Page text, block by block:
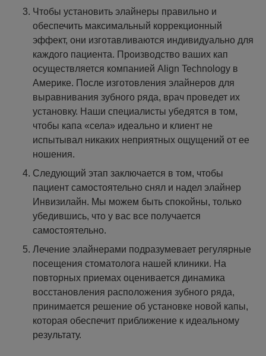
Чтобы установить элайнеры правильно и
обеспечить максимальный коррекционный
эффект, они изготавливаются индивидуально для
каждого пациента. Производство ваших кап
осуществляется компанией Align Technology в
Америке. После изготовления элайнеров для
выравнивания зубного ряда, врач проведет их
установку. Наши специалисты убедятся в том,
чтобы капа «села» идеально и клиент не
испытывал никаких неприятных ощущений от ее
ношения.
Следующий этап заключается в том, чтобы
пациент самостоятельно снял и надел элайнер
Инвизилайн. Мы можем быть спокойны, только
убедившись, что у вас все получается
самостоятельно.
Лечение элайнерами подразумевает регулярные
посещения стоматолога нашей клиники. На
повторных приемах оценивается динамика
восстановления расположения зубного ряда,
принимается решение об установке новой капы,
которая обеспечит приближение к идеальному
результату.